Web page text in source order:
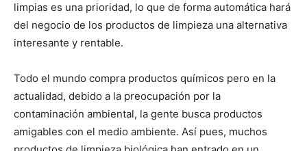
limpias es una prioridad, lo que de forma automática hará
del negocio de los productos de limpieza una alternativa
interesante y rentable.
Todo el mundo compra productos químicos pero en la
actualidad, debido a la preocupación por la
contaminación ambiental, la gente busca productos
amigables con el medio ambiente. Así pues, muchos